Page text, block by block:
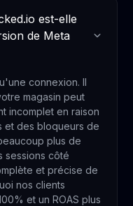
est-elle
de Meta
connexion. Il
magasin peut
incomplet en raison
et des bloqueurs de
plus de
sessions côté
et précise de
nos clients
et un ROAS plus